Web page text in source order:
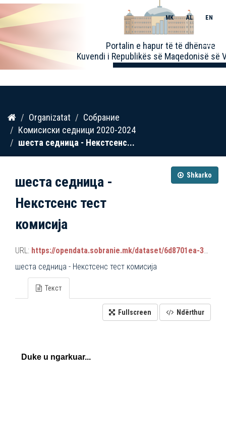
Kalo
përmbajtja
Portalin e hapur të të dhënave
Kuvendi i Republikës së Maqedonisë së
MK AL EN
Toggle
Organizatat
Собрание
Комисиски седници 2020-2024
шеста седница - Некстсенс...
Shkarko
шеста седница -
Некстсенс тест
комисија
URL: https://opendata.sobranie.mk/dataset/6d8701ea-3a42-465d-8f88-639bc6dc1a8e/resource/e00f1723-65ba-4ac0-bc01-55cf84c7a4dc/download/komisiski_sednici.json
шеста седница - Некстсенс тест комисија
Текст
Fullscreen Ndërthur